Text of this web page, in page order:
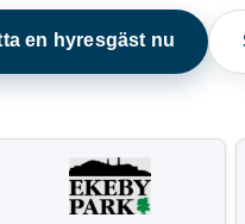
en hyresgäst nu